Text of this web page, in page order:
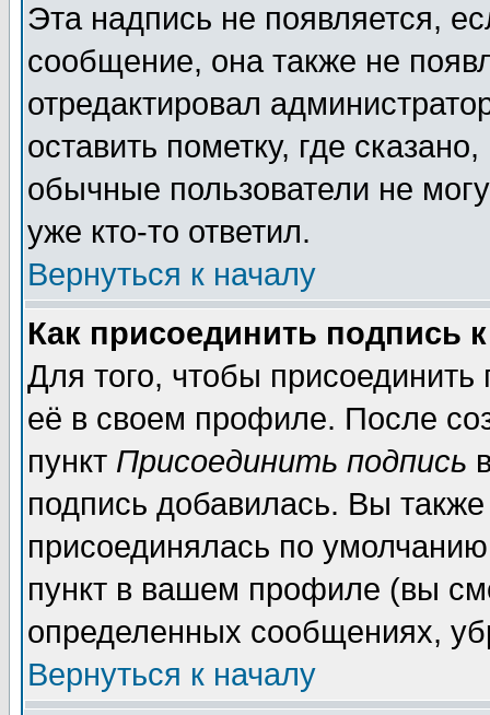
Эта надпись не появляется,
сообщение, она также не
отредактировал
оставить пометку, где
обычные пользователи не
уже кто-то ответил.
Вернуться к началу
Как присоединить подпись
Для того, чтобы
её в своем профиле. После
пункт Присоединить подпись
подпись добавилась. Вы
присоединялась по
пункт в вашем профиле (вы
определенных сообщениях,
Вернуться к началу